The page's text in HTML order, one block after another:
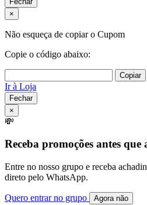
×
Não esqueça de copiar o Cupom
Copie o código abaixo:
Copiar
Ir à Loja
Fechar
×
💸
Receba promoções antes que
Entre no nosso grupo e receba
direto pelo WhatsApp.
Quero entrar no grupo Agora não